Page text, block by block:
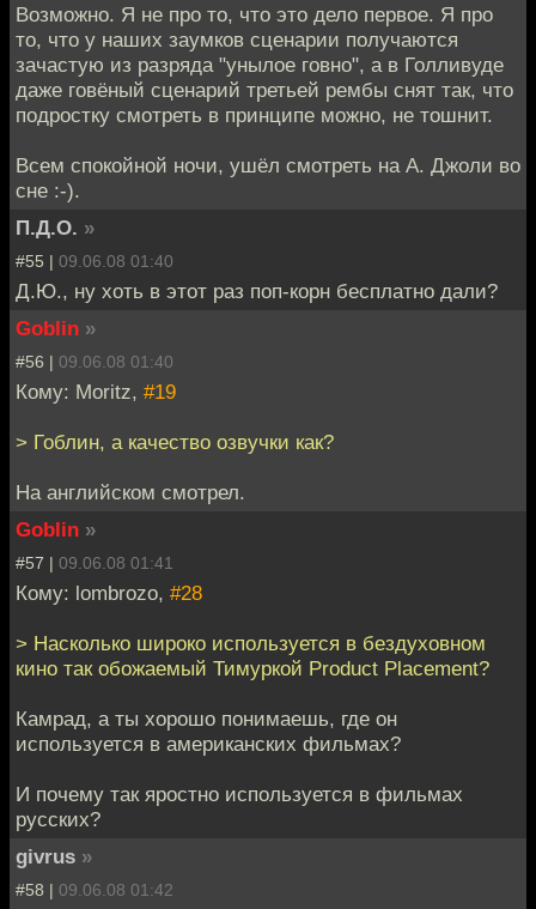
Возможно. Я не про то, что это дело первое. Я про
то, что у наших заумков сценарии получаются
зачастую из разряда "унылое говно", а в Голливуде
даже говёный сценарий третьей рембы снят так, что
подростку смотреть в принципе можно, не тошнит.
Всем спокойной ночи, ушёл смотреть на А. Джоли во
сне :-).
П.Д.О. »
#55 | 09.06.08 01:40
Д.Ю., ну хоть в этот раз поп-корн бесплатно дали?
Goblin »
#56 | 09.06.08 01:40
Кому: Moritz, #19
> Гоблин, а качество озвучки как?
На английском смотрел.
Goblin »
#57 | 09.06.08 01:41
Кому: lombrozo, #28
> Насколько широко используется в бездуховном
кино так обожаемый Тимуркой Product Placement?
Камрад, а ты хорошо понимаешь, где он
используется в американских фильмах?
И почему так яростно используется в фильмах
русских?
givrus »
#58 | 09.06.08 01:42